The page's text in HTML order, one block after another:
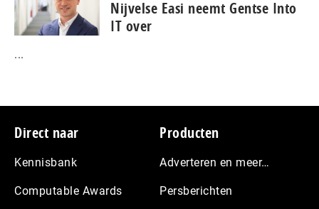
Nijvelse Easi neemt Gentse Into
IT over
...
Footer
Direct naar
Kennisbank
Computable Awards
Producten
Adverteren en meer…
Persberichten